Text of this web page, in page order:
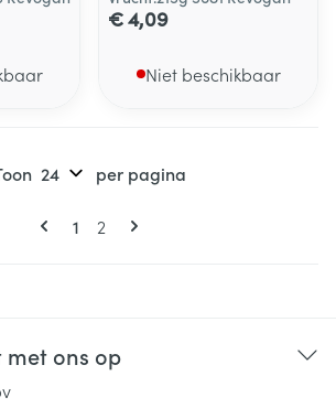
€ 4,09
Niet beschikbaar
Pagina's
U lees momenteel pagina
1 Pagina
2
per pagina
met ons op